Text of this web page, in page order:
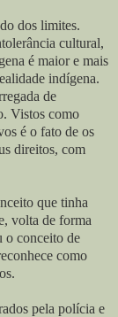
dos limites.
cultural,
é maior e mais
indígena.
de
Vistos como
é o fato de os
direitos, com
que tinha
volta de forma
o conceito de
como
pela polícia e